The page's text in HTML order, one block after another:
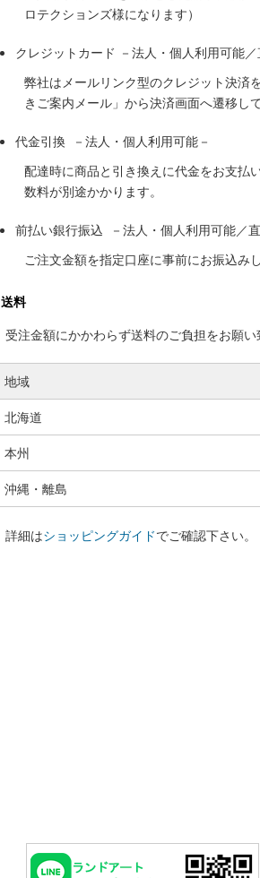
ロテクションズ様になります）
クレジットカード －法人・個人利用可能
弊社はメールリンク型のクレジット決済
きご案内メール」から決済画面へ遷移し
代金引換 －法人・個人利用可能－
配達時に商品と引き換えに代金をお支払
数料が別途かかります。
前払い銀行振込 －法人・個人利用可能／
ご注文金額を指定口座に事前にお振込み
送料
受注金額にかかわらず送料のご負担をお願
地域
北海道
本州
沖縄・離島
詳細はショッピングガイドでご確認下さい。